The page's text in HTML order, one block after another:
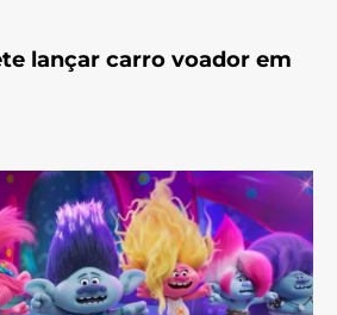
lançar carro voador em